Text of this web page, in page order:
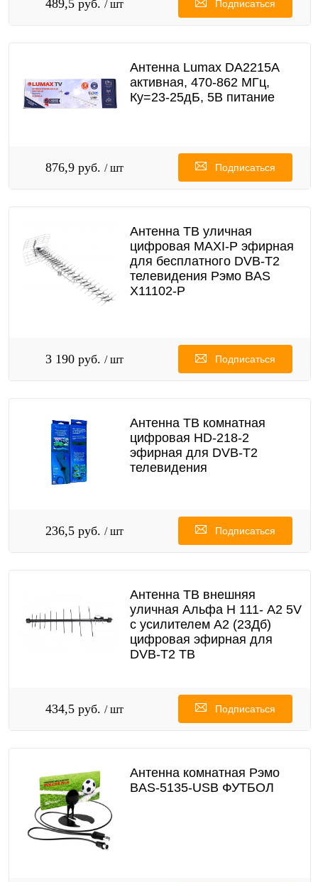
489,5 руб. / шт Подписаться
Антенна Lumax DA2215A
активная, 470-862 МГц,
Ку=23-25дБ, 5В питание
876,9 руб. / шт Подписаться
Антенна ТВ уличная
цифровая MAXI-P эфирная
для бесплатного DVB-T2
телевидения Рэмо BAS
X11102-P
3 190 руб. / шт Подписаться
Антенна ТВ комнатная
цифровая НD-218-2
эфирная для DVB-T2
телевидения
236,5 руб. / шт Подписаться
Антенна ТВ внешняя
уличная Альфа Н 111- А2 5V
с усилителем А2 (23Дб)
цифровая эфирная для
DVB-T2 ТВ
434,5 руб. / шт Подписаться
Антенна комнатная Рэмо
BAS-5135-USB ФУТБОЛ